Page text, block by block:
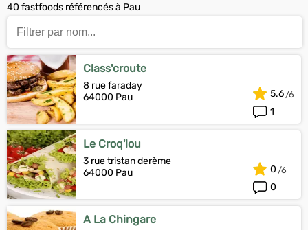
40 fastfoods référencés à Pau
Class'croute
8 rue faraday
64000 Pau
1
5.6
Le Croq'lou
3 rue tristan derème
64000 Pau
0
0
A La Chingare